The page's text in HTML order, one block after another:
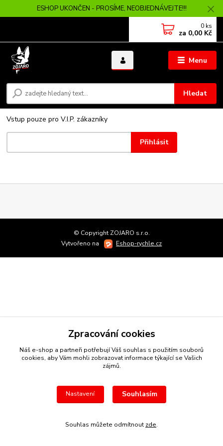
ESHOP UKONČEN - PROSÍME, NEOBJEDNÁVEJTE!!!
Menu
Hledat
0 ks
za 0,00 Kč
Vstup pouze pro V.I.P. zákazníky
© Copyright ZOJARO s.r.o.
Vytvořeno na
Eshop-rychle.cz
Zpracování cookies
Náš e-shop a partneři potřebují Váš souhlas s použitím souborů
cookies, aby Vám mohli zobrazovat informace týkající se Vašich
zájmů.
Nastavení Souhlasím
Souhlas můžete odmítnout zde.